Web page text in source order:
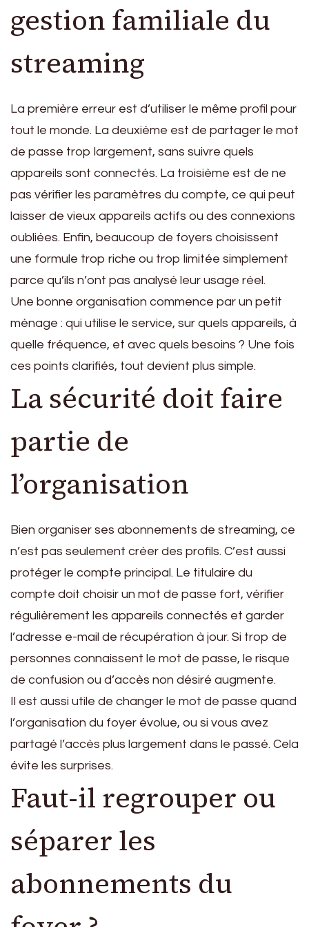
gestion familiale du
streaming
La première erreur est d’utiliser le même profil pour
tout le monde. La deuxième est de partager le mot
de passe trop largement, sans suivre quels
appareils sont connectés. La troisième est de ne
pas vérifier les paramètres du compte, ce qui peut
laisser de vieux appareils actifs ou des connexions
oubliées. Enfin, beaucoup de foyers choisissent
une formule trop riche ou trop limitée simplement
parce qu’ils n’ont pas analysé leur usage réel.
Une bonne organisation commence par un petit
ménage : qui utilise le service, sur quels appareils, à
quelle fréquence, et avec quels besoins ? Une fois
ces points clarifiés, tout devient plus simple.
La sécurité doit faire
partie de
l’organisation
Bien organiser ses abonnements de streaming, ce
n’est pas seulement créer des profils. C’est aussi
protéger le compte principal. Le titulaire du
compte doit choisir un mot de passe fort, vérifier
régulièrement les appareils connectés et garder
l’adresse e-mail de récupération à jour. Si trop de
personnes connaissent le mot de passe, le risque
de confusion ou d’accès non désiré augmente.
Il est aussi utile de changer le mot de passe quand
l’organisation du foyer évolue, ou si vous avez
partagé l’accès plus largement dans le passé. Cela
évite les surprises.
Faut-il regrouper ou
séparer les
abonnements du